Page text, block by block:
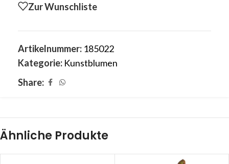
Zur Wunschliste
Artikelnummer: 185022
Kategorie: Kunstblumen
Share:
Ähnliche Produkte